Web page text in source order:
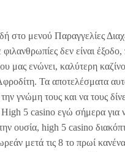
στο μενού Παραγγελίες
δεν είναι
μας ενώνει, καλύτερη
Τα αποτελέσματα
γνώμη τους και να τους
High 5 casino εγώ σήμερα
ουσία, high 5 casino
μετά τις 8 το πρωί